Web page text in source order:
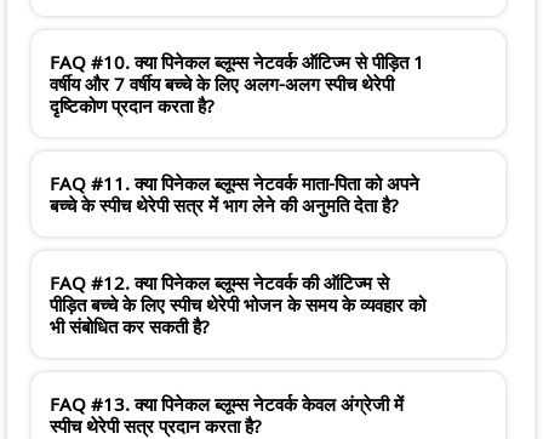
FAQ #10. क्या पिनेकल ब्लूम्स नेटवर्क ऑटिज्म से पीड़ित 1
वर्षीय और 7 वर्षीय बच्चे के लिए अलग-अलग स्पीच थेरेपी
दृष्टिकोण प्रदान करता है?
FAQ #11. क्या पिनेकल ब्लूम्स नेटवर्क माता-पिता को अपने
बच्चे के स्पीच थेरेपी सत्र में भाग लेने की अनुमति देता है?
FAQ #12. क्या पिनेकल ब्लूम्स नेटवर्क की ऑटिज्म से
पीड़ित बच्चे के लिए स्पीच थेरेपी भोजन के समय के व्यवहार को
भी संबोधित कर सकती है?
FAQ #13. क्या पिनेकल ब्लूम्स नेटवर्क केवल अंग्रेजी में
स्पीच थेरेपी सत्र प्रदान करता है?